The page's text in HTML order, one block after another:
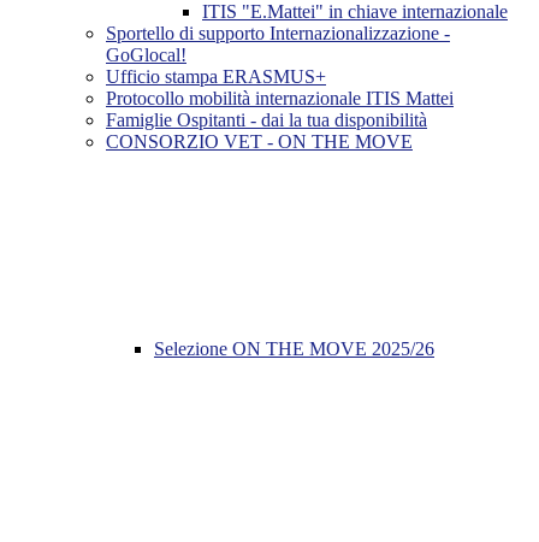
ITIS "E.Mattei" in chiave internazionale
Sportello di supporto Internazionalizzazione -
GoGlocal!
Ufficio stampa ERASMUS+
Protocollo mobilità internazionale ITIS Mattei
Famiglie Ospitanti - dai la tua disponibilità
CONSORZIO VET - ON THE MOVE
Selezione ON THE MOVE 2025/26